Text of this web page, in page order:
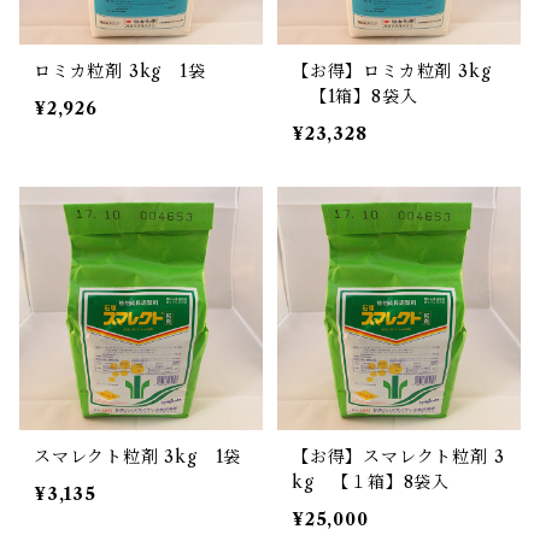
ロミカ粒剤 3kg 1袋
¥2,926
【お得】ロミカ粒剤 3kg
【1箱】8袋入
¥23,328
スマレクト粒剤 3kg 1袋
¥3,135
【お得】スマレクト粒剤 3
kg 【１箱】8袋入
¥25,000